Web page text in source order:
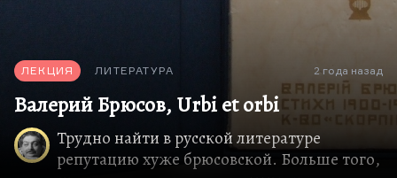
ЛЕКЦИЯ ЛИТЕРАТУРА 2 года назад
Валерий Брюсов, Urbi et orbi
Трудно найти в русской литературе
репутацию хуже брюсовской. Больше того,